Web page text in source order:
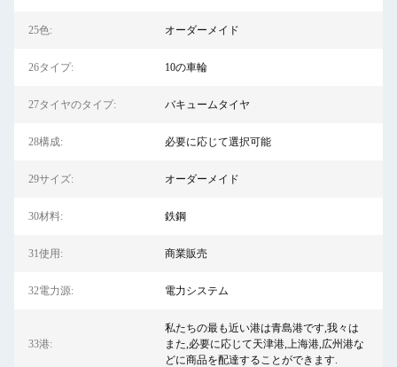
25色: オーダーメイド
26タイプ: 10の車輪
27タイヤのタイプ: バキュームタイヤ
28構成: 必要に応じて選択可能
29サイズ: オーダーメイド
30材料: 鉄鋼
31使用: 商業販売
32電力源: 電力システム
33港:
私たちの最も近い港は青島港です,我々は
また,必要に応じて天津港,上海港,広州港な
どに商品を配達することができます.